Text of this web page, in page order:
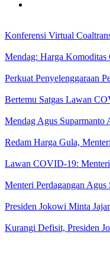
Konferensi Virtual
Mendag: Harga
Perkuat Penyelenggaraan
Bertemu Satgas Lawan
Mendag Agus
Redam Harga Gula,
Lawan COVID-19:
Menteri Perdagangan
Presiden Jokowi Minta
Kurangi Defisit, Presiden